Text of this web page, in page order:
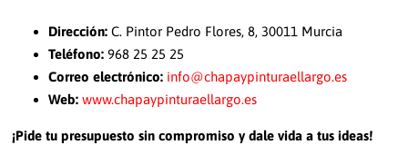
Dirección: C. Pintor Pedro Flores, 8, 30011 Murcia
Teléfono: 968 25 25 25
Correo electrónico: info@chapaypinturaellargo.es
Web:www.chapaypinturaellargo.es
¡Pide tu presupuesto sin compromiso y dale vida a tus ideas!